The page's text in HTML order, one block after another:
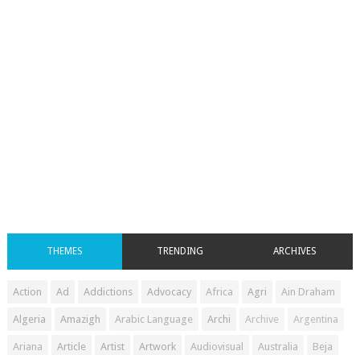
THEMES TRENDING ARCHIVES
Action Ad Addictions Advocacy Africa Agri Ain Draham
Algeria Amazigh Arabic Language Archi Archive Argentina
Ariana Article Artist Artwork Audiovisual Australia Beja